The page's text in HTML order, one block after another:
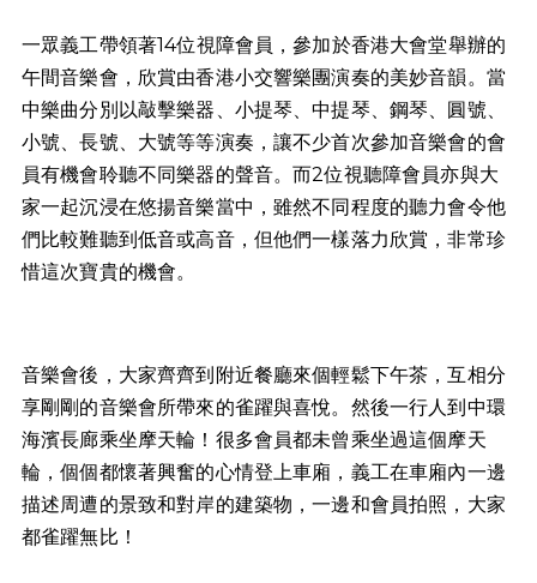
一眾義工帶領著14位視障會員，參加於香港大會堂舉辦的
午間音樂會，欣賞由香港小交響樂團演奏的美妙音韻。當
中樂曲分別以敲擊樂器、小提琴、中提琴、鋼琴、圓號、
小號、長號、大號等等演奏，讓不少首次參加音樂會的會
員有機會聆聽不同樂器的聲音。而2位視聽障會員亦與大
家一起沉浸在悠揚音樂當中，雖然不同程度的聽力會令他
們比較難聽到低音或高音，但他們一樣落力欣賞，非常珍
惜這次寶貴的機會。
音樂會後，大家齊齊到附近餐廳來個輕鬆下午茶，互相分
享剛剛的音樂會所帶來的雀躍與喜悅。然後一行人到中環
海濱長廊乘坐摩天輪！很多會員都未曾乘坐過這個摩天
輪，個個都懷著興奮的心情登上車廂，義工在車廂內一邊
描述周遭的景致和對岸的建築物，一邊和會員拍照，大家
都雀躍無比！